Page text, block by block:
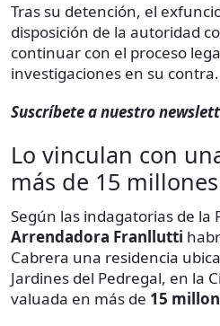
Tras su detención, el
disposición de la autoridad
continuar con el proceso
investigaciones en su contra.
Suscríbete a nuestro
Lo vinculan con
más de 15
Según las indagatorias de la
Arrendadora Franllutti
Cabrera una residencia
Jardines del Pedregal, en la
valuada en más de 15